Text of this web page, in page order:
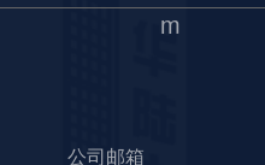
公司邮箱
m